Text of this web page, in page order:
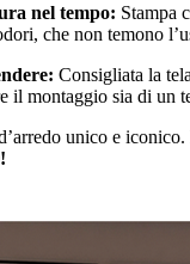
nel tempo: Stampa
che non temono
Consigliata la
il montaggio sia di un
unico e iconico.